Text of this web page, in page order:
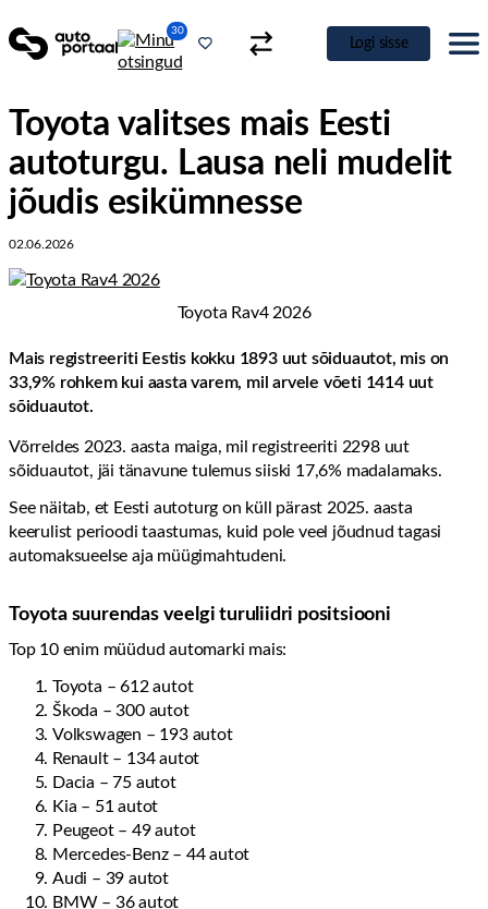
30
Logi sisse
Toyota valitses mais Eesti
autoturgu. Lausa neli mudelit
jõudis esikümnesse
02.06.2026
Toyota Rav4 2026
Mais registreeriti Eestis kokku 1893 uut sõiduautot, mis on
33,9% rohkem kui aasta varem, mil arvele võeti 1414 uut
sõiduautot.
Võrreldes 2023. aasta maiga, mil registreeriti 2298 uut
sõiduautot, jäi tänavune tulemus siiski 17,6% madalamaks.
See näitab, et Eesti autoturg on küll pärast 2025. aasta
keerulist perioodi taastumas, kuid pole veel jõudnud tagasi
automaksueelse aja müügimahtudeni.
Toyota suurendas veelgi turuliidri positsiooni
Top 10 enim müüdud automarki mais:
Toyota – 612 autot
Škoda – 300 autot
Volkswagen – 193 autot
Renault – 134 autot
Dacia – 75 autot
Kia – 51 autot
Peugeot – 49 autot
Mercedes-Benz – 44 autot
Audi – 39 autot
BMW – 36 autot